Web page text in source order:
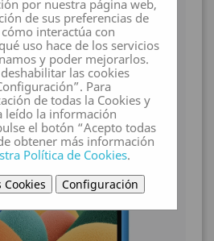
por nuestra página web,
de sus preferencias de
interactúa con
uso hace de los servicios
y poder mejorarlos.
las cookies
Para
de todas la Cookies y
leído la información
el botón “Acepto todas
obtener más información
Política de Cookies.
Configuración